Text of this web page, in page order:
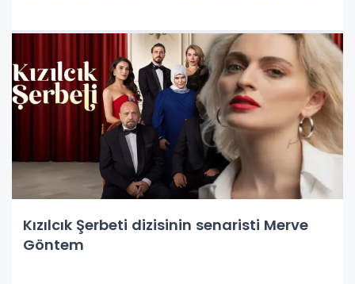
Kızılcık Şerbeti dizisinin senaristi Merve
Göntem